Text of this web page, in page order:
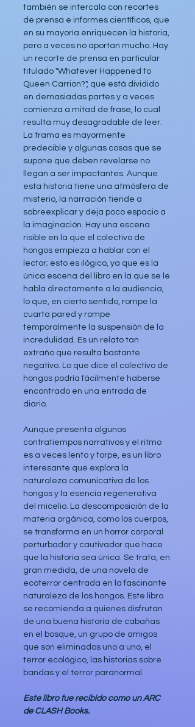
también se intercala con recortes
de prensa e informes científicos, que
en su mayoría enriquecen la historia,
pero a veces no aportan mucho. Hay
un recorte de prensa en particular
titulado "Whatever Happened to
Queen Carrion?", que está dividido
en demasiadas partes y a veces
comienza a mitad de frase, lo cual
resulta muy desagradable de leer.
La trama es mayormente
predecible y algunas cosas que se
supone que deben revelarse no
llegan a ser impactantes. Aunque
esta historia tiene una atmósfera de
misterio, la narración tiende a
sobreexplicar y deja poco espacio a
la imaginación. Hay una escena
risible en la que el colectivo de
hongos empieza a hablar con el
lector; esto es ilógico, ya que es la
única escena del libro en la que se le
habla directamente a la audiencia,
lo que, en cierto sentido, rompe la
cuarta pared y rompe
temporalmente la suspensión de la
incredulidad. Es un relato tan
extraño que resulta bastante
negativo. Lo que dice el colectivo de
hongos podría fácilmente haberse
encontrado en una entrada de
diario.
Aunque presenta algunos
contratiempos narrativos y el ritmo
es a veces lento y torpe, es un libro
interesante que explora la
naturaleza comunicativa de los
hongos y la esencia regenerativa
del micelio. La descomposición de la
materia orgánica, como los cuerpos,
se transforma en un horror corporal
perturbador y cautivador que hace
que la historia sea única. Se trata, en
gran medida, de una novela de
ecoterror centrada en la fascinante
naturaleza de los hongos. Este libro
se recomienda a quienes disfrutan
de una buena historia de cabañas
en el bosque, un grupo de amigos
que son eliminados uno a uno, el
terror ecológico, las historias sobre
bandas y el terror paranormal.
Este libro fue recibido como un ARC
de CLASH Books.